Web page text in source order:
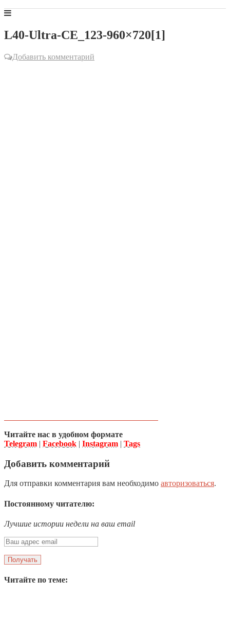
L40-Ultra-CE_123-960×720[1]
Добавить комментарий
Читайте нас в удобном формате
Telegram | Facebook | Instagram | Tags
Добавить комментарий
Для отправки комментария вам необходимо авторизоваться.
Постоянному читателю:
Лучшие истории недели на ваш email
Читайте по теме: